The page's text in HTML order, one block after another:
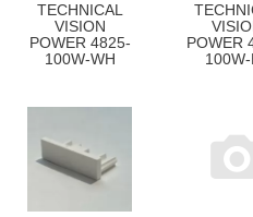
TECHNICAL
VISION
POWER 4825-
100W-WH
POWER
100W-